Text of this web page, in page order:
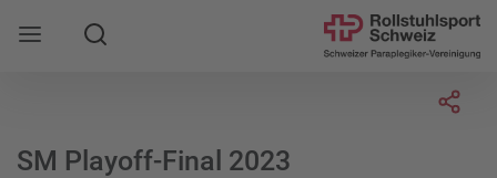
Mobile Navigation öffnen
Suche
SM Playoff-Final 2023